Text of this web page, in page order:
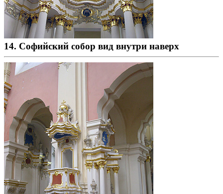
14. Софийский собор вид внутри наверх